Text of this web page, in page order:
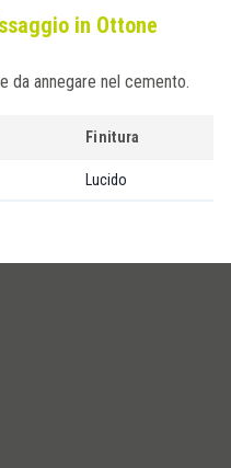
in Ottone
da annegare nel cemento.
Finitura
Lucido